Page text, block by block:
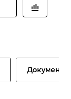
Документы